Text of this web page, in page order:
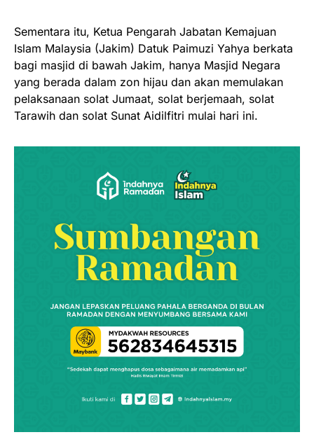
Sementara itu, Ketua Pengarah Jabatan Kemajuan
Islam Malaysia (Jakim) Datuk Paimuzi Yahya berkata
bagi masjid di bawah Jakim, hanya Masjid Negara
yang berada dalam zon hijau dan akan memulakan
pelaksanaan solat Jumaat, solat berjemaah, solat
Tarawih dan solat Sunat Aidilfitri mulai hari ini.